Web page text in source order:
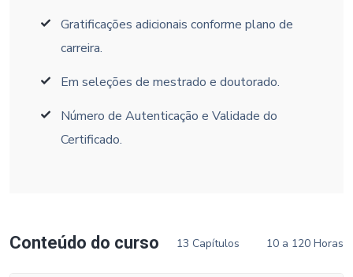
Gratificações adicionais conforme plano de
carreira.
Em seleções de mestrado e doutorado.
Número de Autenticação e Validade do
Certificado.
Conteúdo do curso 13 Capítulos 10 a 120 Horas